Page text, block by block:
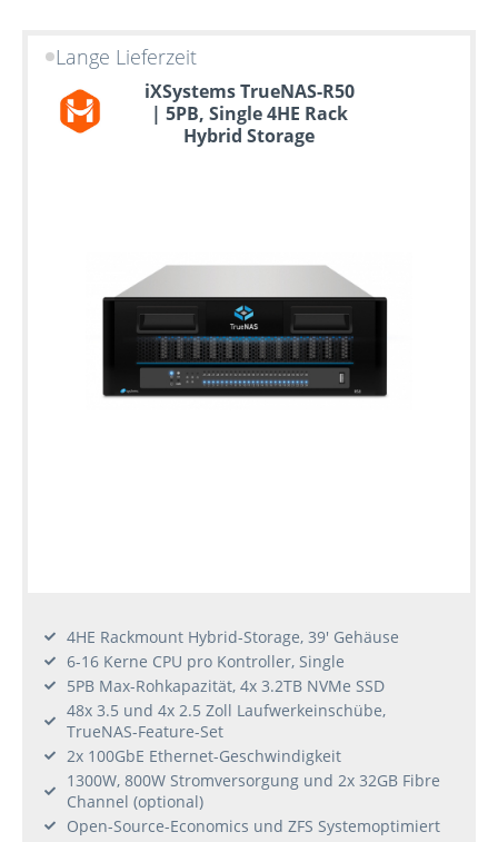
Lange Lieferzeit
iXSystems TrueNAS-R50
| 5PB, Single 4HE Rack
Hybrid Storage
4HE Rackmount Hybrid-Storage, 39' Gehäuse
6-16 Kerne CPU pro Kontroller, Single
5PB Max-Rohkapazität, 4x 3.2TB NVMe SSD
48x 3.5 und 4x 2.5 Zoll Laufwerkeinschübe,
TrueNAS-Feature-Set
2x 100GbE Ethernet-Geschwindigkeit
1300W, 800W Stromversorgung und 2x 32GB Fibre
Channel (optional)
Open-Source-Economics und ZFS Systemoptimiert